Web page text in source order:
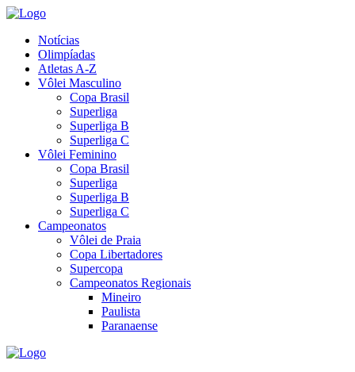
Notícias
Olimpíadas
Atletas A-Z
Vôlei Masculino
Copa Brasil
Superliga
Superliga B
Superliga C
Vôlei Feminino
Copa Brasil
Superliga
Superliga B
Superliga C
Campeonatos
Vôlei de Praia
Copa Libertadores
Supercopa
Campeonatos Regionais
Mineiro
Paulista
Paranaense